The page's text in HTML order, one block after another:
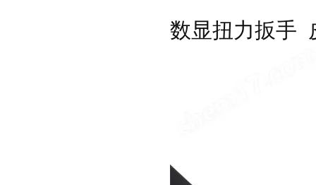
数显扭力扳手